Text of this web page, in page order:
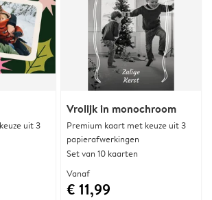
uit 3
Vrolijk in monochroom
Premium kaart met keuze uit 3
papierafwerkingen
Set van 10 kaarten
Vanaf
€ 11,99